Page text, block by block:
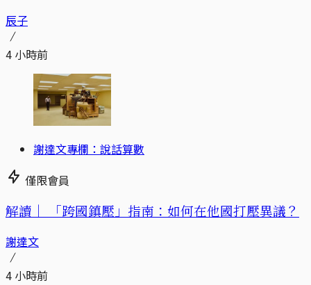
辰子
4 小時前
謝達文專欄：說話算數
僅限會員
解讀｜ 「跨國鎮壓」指南：如何在他國打壓異議？
謝達文
4 小時前